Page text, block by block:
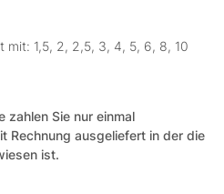
mit: 1,5, 2, 2,5, 3, 4, 5, 6, 8, 10
zahlen Sie nur einmal
Rechnung ausgeliefert in der die
ist.